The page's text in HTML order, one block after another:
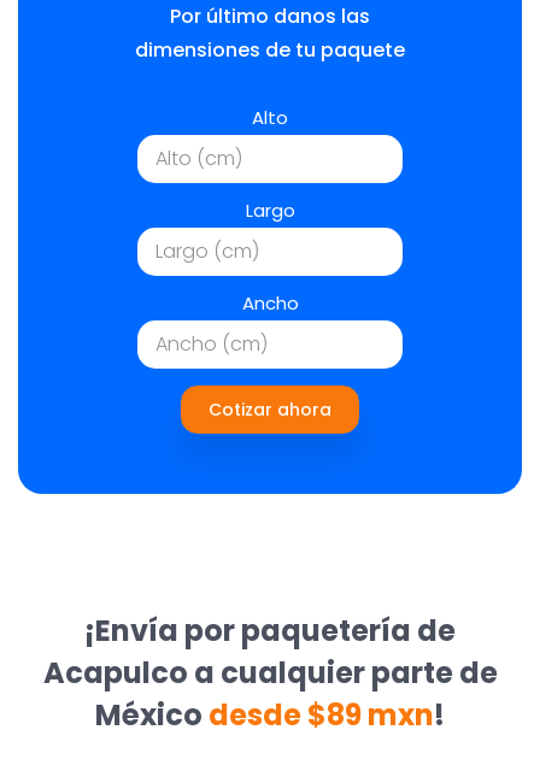
Por último danos las
dimensiones de tu paquete
Alto
Largo
Ancho
Cotizar ahora
¡Envía por paquetería de
Acapulco a cualquier parte de
México desde $89 mxn!